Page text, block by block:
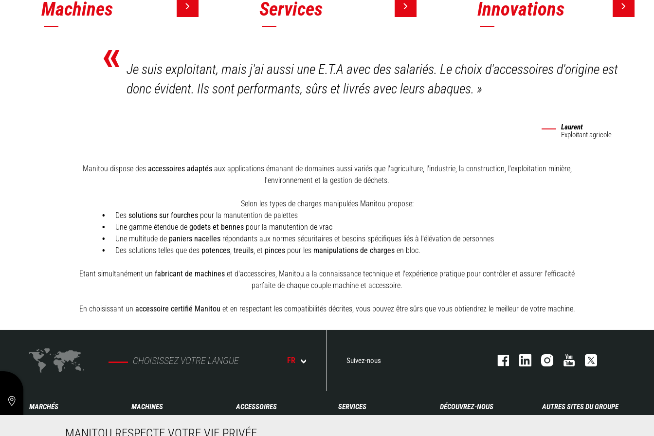
Machines Services Innovations
« Je suis exploitant, mais j'ai aussi une E.T.A avec des salariés. Le choix d'accessoires d'origine est
donc évident. Ils sont performants, sûrs et livrés avec leurs abaques.»
Laurent
Exploitant agricole
Manitou dispose des accessoires adaptésaux applications émanant de domaines aussi variés que l'agriculture, l'industrie, la construction, l'exploitation minière,
l'environnement et la gestion de déchets.
Selon les types de charges manipulées Manitou propose:
Des solutions sur fourchespour la manutention de palettes
Une gamme étendue de godets et bennespour la manutention de vrac
Une multitude de paniers nacellesrépondants aux normes sécuritaires et besoins spécifiques liés à l'élévation de personnes
Des solutions telles que des potences, treuils, et pincespour les manipulations de chargesen bloc.
Etant simultanément un fabricant de machines et d'accessoires, Manitou a la connaissance technique et l'expérience pratique pour contrôler et assurer l'efficacité
parfaite de chaque couple machine et accessoire.
En choisissant un accessoire certifié Manitou et en respectant les compatibilités décrites, vous pouvez être sûrs que vous obtiendrez le meilleur de votre machine.
CHOISISSEZ VOTRE LANGUE FR Suivez-nous
MARCHÉS MACHINES ACCESSOIRES SERVICES DÉCOUVREZ-NOUS AUTRES SITES DU GROUPE